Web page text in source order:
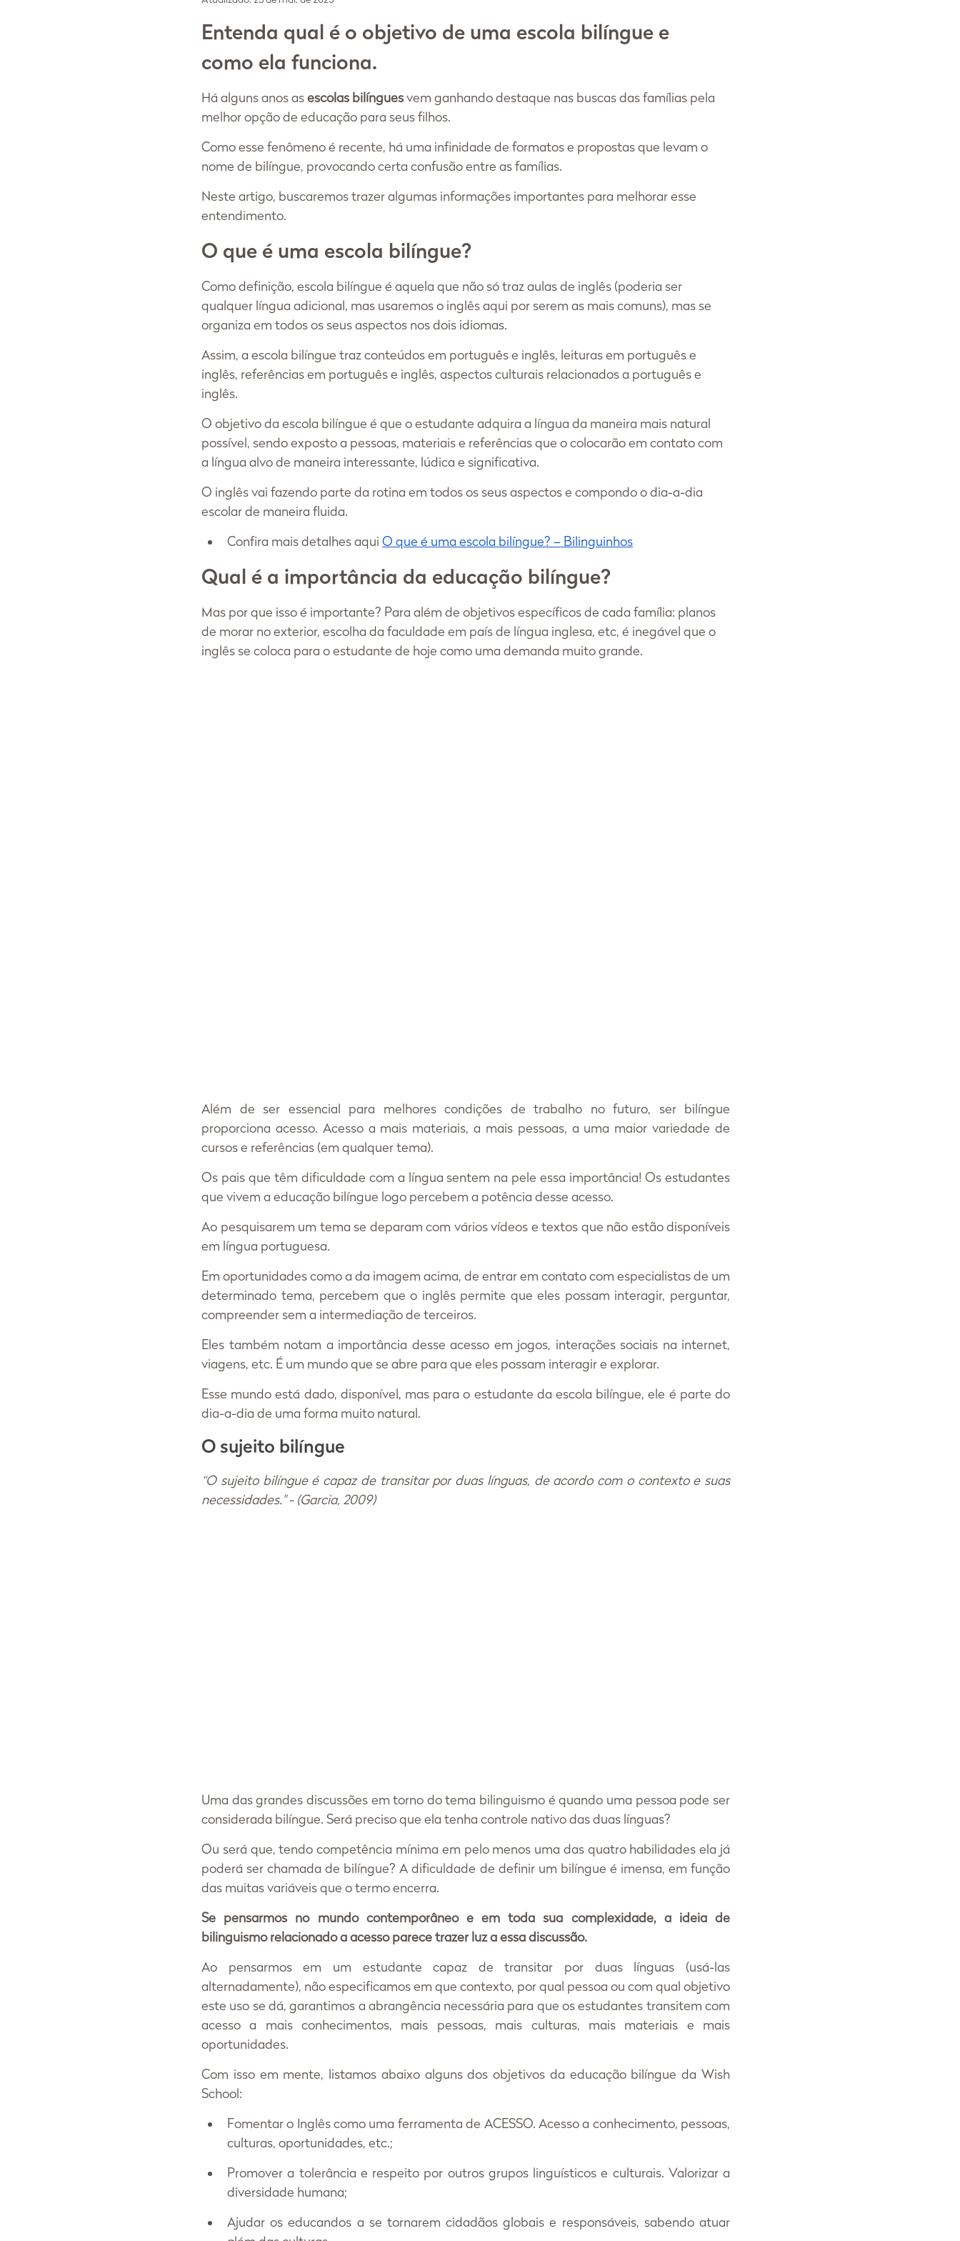
Entenda qual é o objetivo de uma escola bilíngue e
como ela funciona.
Há alguns anos as escolas bilíngues vem ganhando destaque nas buscas das famílias pela
melhor opção de educação para seus filhos.
Como esse fenômeno é recente, há uma infinidade de formatos e propostas que levam o
nome de bilíngue, provocando certa confusão entre as famílias.
Neste artigo, buscaremos trazer algumas informações importantes para melhorar esse
entendimento.
O que é uma escola bilíngue?
Como definição, escola bilíngue é aquela que não só traz aulas de inglês (poderia ser
qualquer língua adicional, mas usaremos o inglês aqui por serem as mais comuns), mas se
organiza em todos os seus aspectos nos dois idiomas.
Assim, a escola bilíngue traz conteúdos em português e inglês, leituras em português e
inglês, referências em português e inglês, aspectos culturais relacionados a português e
inglês.
O objetivo da escola bilíngue é que o estudante adquira a língua da maneira mais natural
possível, sendo exposto a pessoas, materiais e referências que o colocarão em contato com
a língua alvo de maneira interessante, lúdica e significativa.
O inglês vai fazendo parte da rotina em todos os seus aspectos e compondo o dia-a-dia
escolar de maneira fluida.
Confira mais detalhes aqui O que é uma escola bilíngue? – Bilinguinhos
Qual é a importância da educação bilíngue?
Mas por que isso é importante? Para além de objetivos específicos de cada família: planos
de morar no exterior, escolha da faculdade em país de língua inglesa, etc, é inegável que o
inglês se coloca para o estudante de hoje como uma demanda muito grande.
Além de ser essencial para melhores condições de trabalho no futuro, ser bilíngue
proporciona acesso. Acesso a mais materiais, a mais pessoas, a uma maior variedade de
cursos e referências (em qualquer tema).
Os pais que têm dificuldade com a língua sentem na pele essa importância! Os estudantes
que vivem a educação bilíngue logo percebem a potência desse acesso.
Ao pesquisarem um tema se deparam com vários vídeos e textos que não estão disponíveis
em língua portuguesa.
Em oportunidades como a da imagem acima, de entrar em contato com especialistas de um
determinado tema, percebem que o inglês permite que eles possam interagir, perguntar,
compreender sem a intermediação de terceiros.
Eles também notam a importância desse acesso em jogos, interações sociais na internet,
viagens, etc. É um mundo que se abre para que eles possam interagir e explorar.
Esse mundo está dado, disponível, mas para o estudante da escola bilíngue, ele é parte do
dia-a-dia de uma forma muito natural.
O sujeito bilíngue
“O sujeito bilíngue é capaz de transitar por duas línguas, de acordo com o contexto e suas
necessidades." - (Garcia, 2009)
Uma das grandes discussões em torno do tema bilinguismo é quando uma pessoa pode ser
considerada bilíngue. Será preciso que ela tenha controle nativo das duas línguas?
Ou será que, tendo competência mínima em pelo menos uma das quatro habilidades ela já
poderá ser chamada de bilíngue? A dificuldade de definir um bilíngue é imensa, em função
das muitas variáveis que o termo encerra.
Se pensarmos no mundo contemporâneo e em toda sua complexidade, a ideia de
bilinguismo relacionado a acesso parece trazer luz a essa discussão.
Ao pensarmos em um estudante capaz de transitar por duas línguas (usá-las
alternadamente), não especificamos em que contexto, por qual pessoa ou com qual objetivo
este uso se dá, garantimos a abrangência necessária para que os estudantes transitem com
acesso a mais conhecimentos, mais pessoas, mais culturas, mais materiais e mais
oportunidades.
Com isso em mente, listamos abaixo alguns dos objetivos da educação bilíngue da Wish
School:
Fomentar o Inglês como uma ferramenta de ACESSO. Acesso a conhecimento, pessoas,
culturas, oportunidades, etc.;
Promover a tolerância e respeito por outros grupos linguísticos e culturais. Valorizar a
diversidade humana;
Ajudar os educandos a se tornarem cidadãos globais e responsáveis, sabendo atuar